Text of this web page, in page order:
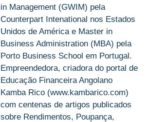
in Management (GWIM) pela
Counterpart Intenational nos Estados
Unidos de América e Master in
Business Administration (MBA) pela
Porto Business School em Portugal.
Empreendedora, criadora do portal de
Educação Financeira Angolano
Kamba Rico (www.kambarico.com)
com centenas de artigos publicados
sobre Rendimentos, Poupança,